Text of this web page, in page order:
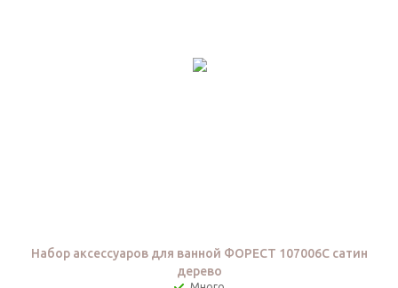
Набор аксессуаров для ванной ФОРЕСТ 107006C сатин
дерево